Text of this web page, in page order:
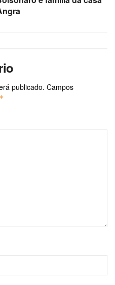
publicado. Campos
*